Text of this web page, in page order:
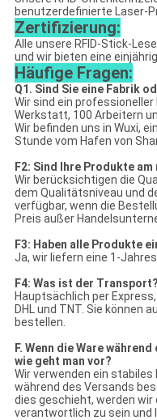
benutzerdefinierte Laser-
Zertifizierung:
Alle unsere RFID-Stick-
und wir bieten eine
Häufige Fragen:
Q1. Sind Sie eine Fabrik
Wir sind ein
Werkstatt, 100 Arbeitern
Wir befinden uns in Wuxi,
Stunde vom Hafen von
F2: Sind Ihre Produkte
Wir berücksichtigen die
dem Qualitätsniveau und
verfügbar, wenn die
Preis außer
F3: Haben alle Produkte
Ja, wir liefern eine 1-
F4: Was ist der Transport?
Hauptsächlich per
DHL und TNT. Sie können
bestellen.
F. Wenn die Ware
wie geht man vor?
Wir verwenden ein stabiles
während des Versands
dies geschieht, werden
verantwortlich zu sein und